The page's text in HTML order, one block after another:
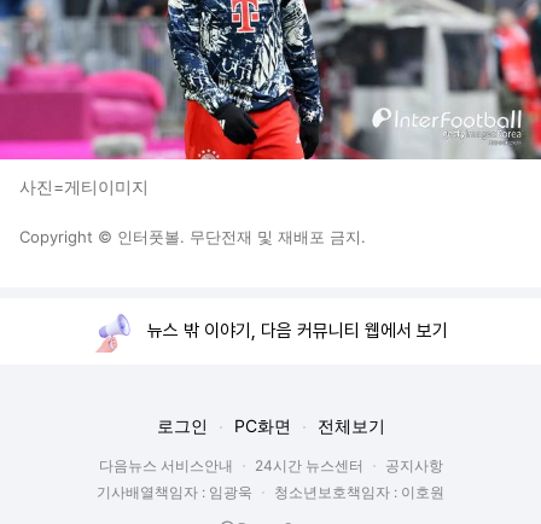
사진=게티이미지
Copyright © 인터풋볼. 무단전재 및 재배포 금지.
뉴스 밖 이야기, 다음 커뮤니티 웹에서 보기
로그인 PC화면 전체보기
다음뉴스 서비스안내 24시간 뉴스센터
공지사항
기사배열책임자 : 임광욱
청소년보호책임자 : 이호원